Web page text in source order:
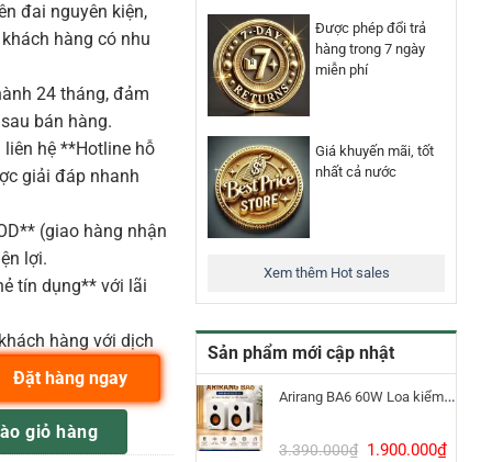
Được phép đổi trả
hàng trong 7 ngày
miễn phí
Giá khuyến mãi, tốt
nhất cả nước
Xem thêm Hot sales
Sản phẩm mới cập nhật
Arirang BA6 60W Loa kiểm âm Bluetooth 5.3
3.390.000₫ Giá
1.900.000₫Giá
đai nguyên kiện,
hàng có nhu
24 tháng, đảm
bán hàng.
hệ **Hotline hỗ
giải đáp nhanh
(giao hàng nhận
lợi.
tín dụng** với lãi
hàng với dịch
TRỐNG SNARE COATED 14" số lượng
giỏ hàng
Đặt hàng ngay